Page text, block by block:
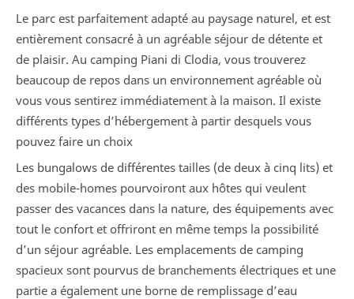
Le parc est parfaitement adapté au paysage naturel, et est
entièrement consacré à un agréable séjour de détente et
de plaisir. Au camping Piani di Clodia, vous trouverez
beaucoup de repos dans un environnement agréable où
vous vous sentirez immédiatement à la maison. Il existe
différents types d’hébergement à partir desquels vous
pouvez faire un choix
Les bungalows de différentes tailles (de deux à cinq lits) et
des mobile-homes pourvoiront aux hôtes qui veulent
passer des vacances dans la nature, des équipements avec
tout le confort et offriront en même temps la possibilité
d’un séjour agréable. Les emplacements de camping
spacieux sont pourvus de branchements électriques et une
partie a également une borne de remplissage d’eau